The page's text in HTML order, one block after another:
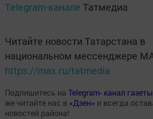
Telegram-канале Татмедиа
Читайте новости Татарстана в
национальном мессенджере
https://max.ru/tatmedia
Подпишитесь на Telegram- канал
же читайте нас в «Дзен» и всегда
новостей района!